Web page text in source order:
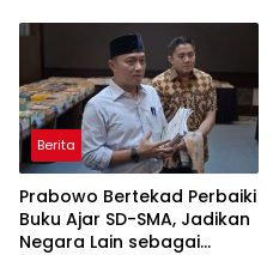
ASRI
Berita
Prabowo Bertekad Perbaiki
Buku Ajar SD-SMA, Jadikan
Negara Lain sebagai